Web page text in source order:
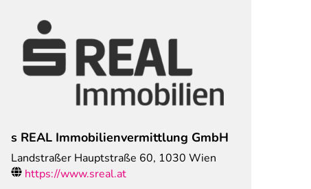
s REAL Immobilienvermittlung GmbH
Landstraßer Hauptstraße 60, 1030 Wien
https://www.sreal.at